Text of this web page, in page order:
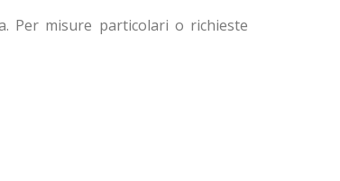
Per misure particolari o richieste